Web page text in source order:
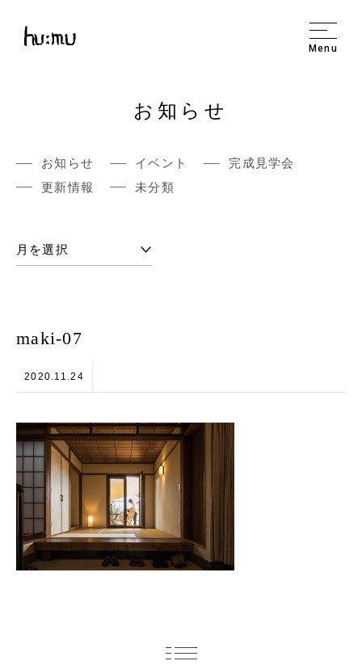
Menu
お知らせ
お知らせ イベント
完成見学会
更新情報
未分類
maki-07
2020.11.24